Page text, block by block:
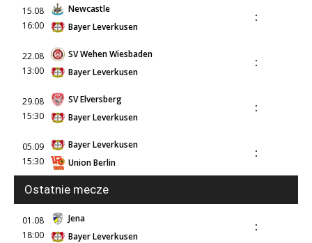
15.08
16:00
Newcastle
Bayer Leverkusen
:
22.08
13:00
SV Wehen Wiesbaden
Bayer Leverkusen
:
29.08
15:30
SV Elversberg
Bayer Leverkusen
:
05.09
15:30
Bayer Leverkusen
Union Berlin
:
Ostatnie mecze
01.08
18:00
Jena
Bayer Leverkusen
: